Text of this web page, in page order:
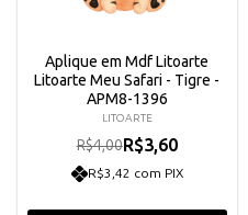
Aplique em Mdf Litoarte
Litoarte Meu Safari - Tigre -
APM8-1396
LITOARTE
R$4,00R$3,60
R$3,42 com PIX